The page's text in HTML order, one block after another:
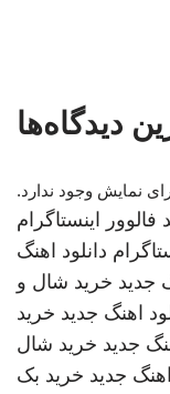
دیدگاه‌ها
نمایش وجود ندارد.
فالوور اینستاگرام
دانلود اهنگ
جدید خرید شال و
اهنگ جدید خرید
جدید خرید شال
اهنگ جدید خرید بک